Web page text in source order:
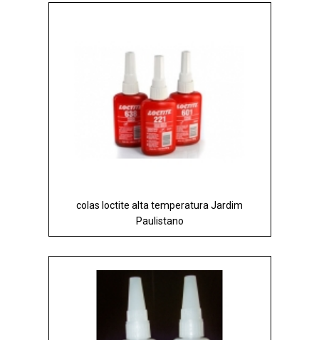
colas loctite alta temperatura Jardim
Paulistano